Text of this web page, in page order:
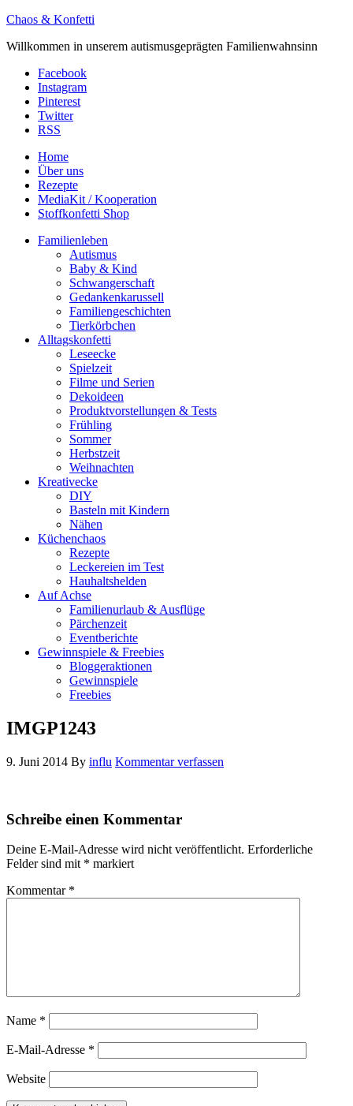
Chaos & Konfetti
Willkommen in unserem autismusgeprägten Familienwahnsinn
Facebook
Instagram
Pinterest
Twitter
RSS
Home
Über uns
Rezepte
MediaKit / Kooperation
Stoffkonfetti Shop
Familienleben
Autismus
Baby & Kind
Schwangerschaft
Gedankenkarussell
Familiengeschichten
Tierkörbchen
Alltagskonfetti
Leseecke
Spielzeit
Filme und Serien
Dekoideen
Produktvorstellungen & Tests
Frühling
Sommer
Herbstzeit
Weihnachten
Kreativecke
DIY
Basteln mit Kindern
Nähen
Küchenchaos
Rezepte
Leckereien im Test
Hauhaltshelden
Auf Achse
Familienurlaub & Ausflüge
Pärchenzeit
Eventberichte
Gewinnspiele & Freebies
Bloggeraktionen
Gewinnspiele
Freebies
IMGP1243
9. Juni 2014 By influ Kommentar verfassen
Schreibe einen Kommentar
Deine E-Mail-Adresse wird nicht veröffentlicht. Erforderliche
Felder sind mit * markiert
Kommentar *
Name *
E-Mail-Adresse *
Website